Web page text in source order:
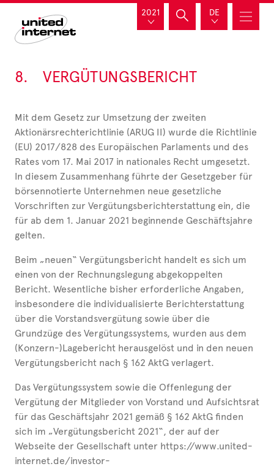
2021 DE
8. VERGÜTUNGSBERICHT
Mit dem Gesetz zur Umsetzung der zweiten
Aktionärsrechterichtlinie (ARUG II) wurde die Richtlinie
(EU) 2017/828 des Europäischen Parlaments und des
Rates vom 17. Mai 2017 in nationales Recht umgesetzt.
In diesem Zusammenhang führte der Gesetzgeber für
börsennotierte Unternehmen neue gesetzliche
Vorschriften zur Vergütungsberichterstattung ein, die
für ab dem 1. Januar 2021 beginnende Geschäftsjahre
gelten.
Beim „neuen“ Vergütungsbericht handelt es sich um
einen von der Rechnungslegung abgekoppelten
Bericht. Wesentliche bisher erforderliche Angaben,
insbesondere die individualisierte Berichterstattung
über die Vorstandsvergütung sowie über die
Grundzüge des Vergütungssystems, wurden aus dem
(Konzern-)Lagebericht herausgelöst und in den neuen
Vergütungsbericht nach § 162 AktG verlagert.
Das Vergütungssystem sowie die Offenlegung der
Vergütung der Mitglieder von Vorstand und Aufsichtsrat
für das Geschäftsjahr 2021 gemäß § 162 AktG finden
sich im „Vergütungsbericht 2021“, der auf der
Webseite der Gesellschaft unter https://www.united-
internet.de/investor-